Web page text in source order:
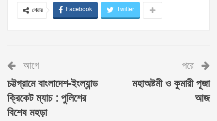
শেয়ার Facebook Twitter
আগে
চট্টগ্রামে বাংলাদেশ-ইংল্যান্ড
ক্রিকেট ম্যাচ : পুলিশের
বিশেষ মহড়া
পরে
মহাঅষ্টমী ও কুমারী পূজা
আজ